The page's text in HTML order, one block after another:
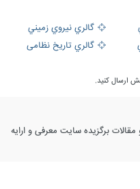
گالري نيروي زميني
گالري تاریخ نظامی
ارسال کنید.
برگزیده سایت معرفی و ارایه